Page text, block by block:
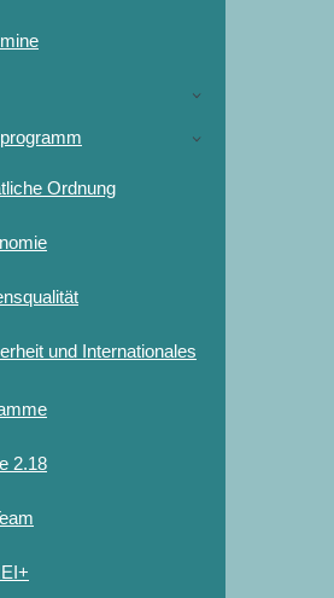
Ordnung
und Internationales
2.18